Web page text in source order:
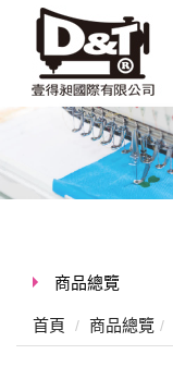
商品總覽
首頁 商品總覽